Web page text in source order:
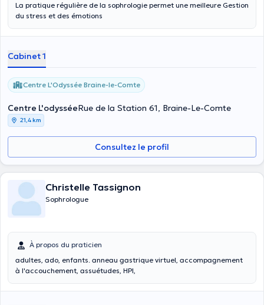
La pratique régulière de la sophrologie permet une meilleure Gestion
du stress et des émotions
Cabinet 1
Centre L'Odyssée Braine-le-Comte
Centre L'odysséeRue de la Station 61, Braine-Le-Comte
21,4 km
Consultez le profil
Christelle Tassignon
Sophrologue
À propos du praticien
adultes, ado, enfants. anneau gastrique virtuel, accompagnement
à l'accouchement, assuétudes, HPI,